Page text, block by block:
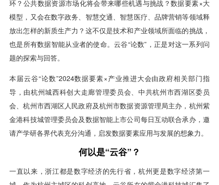
人口数盘
视觉智能
消息中心
科技公益